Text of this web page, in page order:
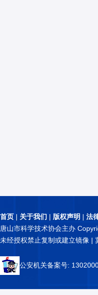
首页 | 关于我们 | 版权声明 | 法
唐山市科学技术协会主办
未经授权禁止复制或建立镜像 |
公安机关备案号: